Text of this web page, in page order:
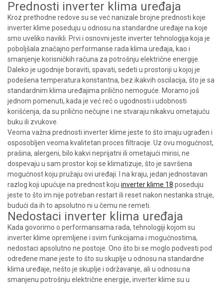
Prednosti inverter klima uređaja
Kroz prethodne redove su se već nanizale brojne prednosti koje
inverter klime poseduju u odnosu na standardne uređaje na koje
smo uveliko navikli. Prvi i osnovni jeste inverter tehnologija koja je
poboljšala značajno performanse rada klima uređaja, kao i
smanjenje korisničkih računa za potrošnju električne energije.
Daleko je ugodnije boraviti, spavati, sedeti u prostoriji u kojoj je
podešena temperatura konstantna, bez ikakvih oscilacija, što je sa
standardnim klima uređajima prilično nemoguće. Moramo još
jednom pomenuti, kada je već reč o ugodnosti i udobnosti
korišćenja, da su prilično nečujne i ne stvaraju nikakvu ometajuću
buku ili zvukove.
Veoma važna prednosti inverter klime jeste to što imaju ugrađen i
osposobljen veoma kvalitetan proces filtracije. Uz ovu mogućnost,
prašina, alergeni, bilo kakvi neprijatni ili ometajući mirisi, ne
dospevaju u sam prostor koji se klimatizuje, što je savršena
mogućnost koju pružaju ovi uređaji. I na kraju, jedan jednostavan
razlog koji upućuje na prednost koju inverter klime 18 poseduju
jeste to što im nije potreban restart ili reset nakon nestanka struje,
budući da ih to apsolutno ni u čemu ne remeti.
Nedostaci inverter klima uređaja
Kada govorimo o performansama rada, tehnologiji kojom su
inverter klime opremljene i svim funkcijama i mogućnostima,
nedostaci apsolutno ne postoje. Ono što bi se moglo podvesti pod
određene mane jeste to što su skuplje u odnosu na standardne
klima uređaje, nešto je skuplje i održavanje, ali u odnosu na
smanjenu potrošnju električne energije, inverter klime su u